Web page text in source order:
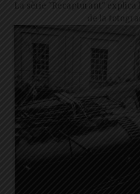
La sèrie "Recapturant"
de la